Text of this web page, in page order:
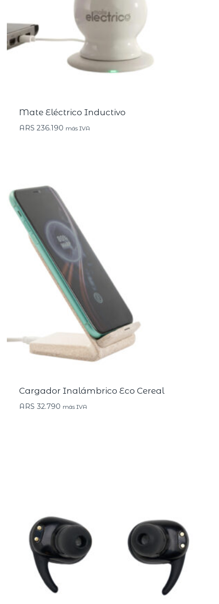
Mate Eléctrico Inductivo
ARS 236.190 más IVA
Cargador Inalámbrico Eco Cereal
ARS 32.790 más IVA